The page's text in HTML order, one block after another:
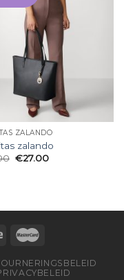
ZALANDO
zalando
€27.00